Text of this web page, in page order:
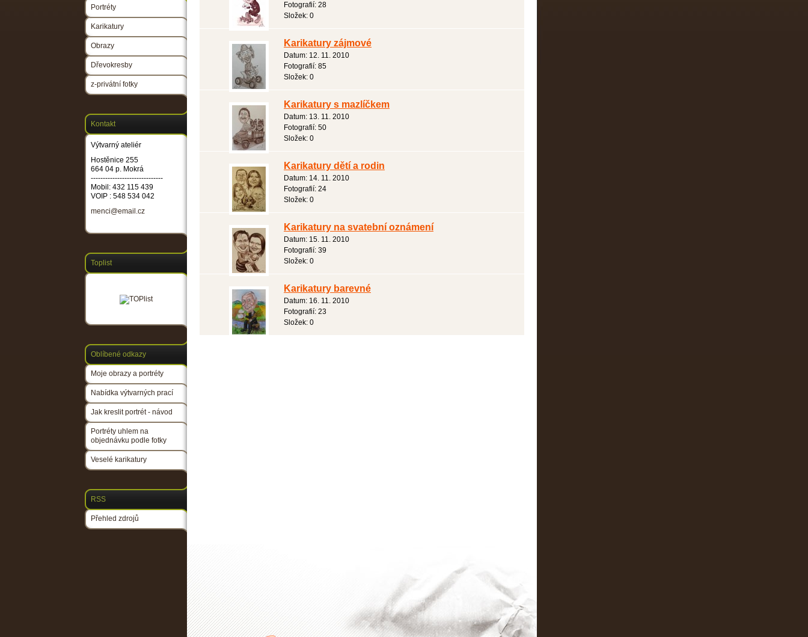
Fotografií: 28
Složek: 0
Karikatury zájmové
Datum: 12. 11. 2010
Fotografií: 85
Složek: 0
Karikatury s mazlíčkem
Datum: 13. 11. 2010
Fotografií: 50
Složek: 0
Karikatury dětí a rodin
Datum: 14. 11. 2010
Fotografií: 24
Složek: 0
Karikatury na svatební oznámení
Datum: 15. 11. 2010
Fotografií: 39
Složek: 0
Karikatury barevné
Datum: 16. 11. 2010
Fotografií: 23
Složek: 0
Portréty
Karikatury
Obrazy
Dřevokresby
z-privátní fotky
Kontakt
Výtvarný ateliér
Hostěnice 255
664 04 p. Mokrá
------------------------------
Mobil: 432 115 439
VOIP : 548 534 042
menci@email.cz
Toplist
Oblíbené odkazy
Moje obrazy a portréty
Nabídka výtvarných prací
Jak kreslit portrét - návod
Portréty uhlem na
objednávku podle fotky
Veselé karikatury
RSS
Přehled zdrojů